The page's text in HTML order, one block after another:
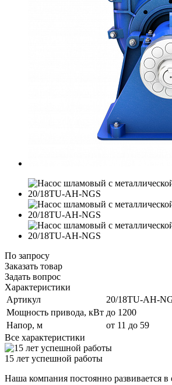
По запросу
Заказать товар
Задать вопрос
Характеристики
Артикул
20/18TU-AH-
Мощность привода, кВт до 1200
Напор, м
от 11 до 59
Все характеристики
15 лет успешной работы
Наша компания постоянно развивается в